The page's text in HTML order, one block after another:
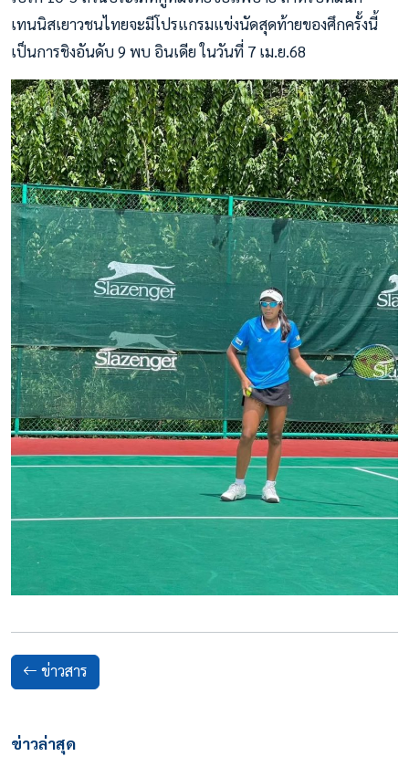
เทนนิสเยาวชนไทยจะมีโปรแกรมแข่งนัดสุดท้ายของศึกครั้งนี้
เป็นการชิงอันดับ 9 พบ อินเดีย ในวันที่ 7 เม.ย.68
ข่าวสาร
ข่าวล่าสุด